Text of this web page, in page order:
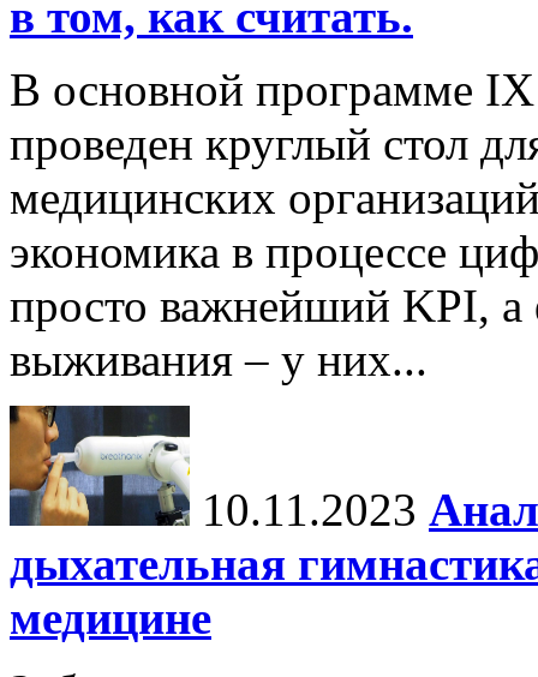
в том, как считать.
В основной программе
проведен круглый стол
медицинских
экономика в процессе
просто важнейший KPI, а
выживания – у них...
10.11.2023
дыхательная
медицине